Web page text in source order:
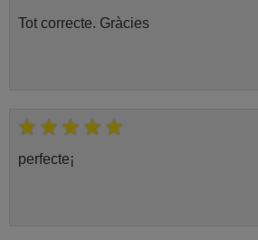
Tot correcte. Gràcies
perfecte¡